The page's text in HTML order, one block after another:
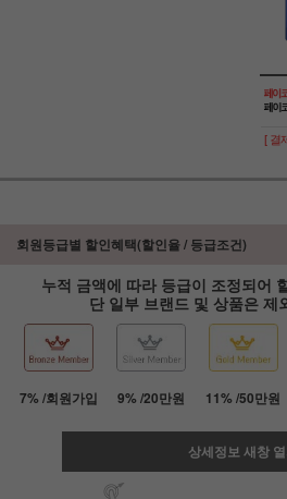
[ 결
회원등급별 할인혜택(할인율 / 등급조건)
누적 금액에 따라 등급이 조정되어
단 일부 브랜드 및 상품은 제
7% /회원가입 9% /20만원 11% /50만원
상세정보 새창